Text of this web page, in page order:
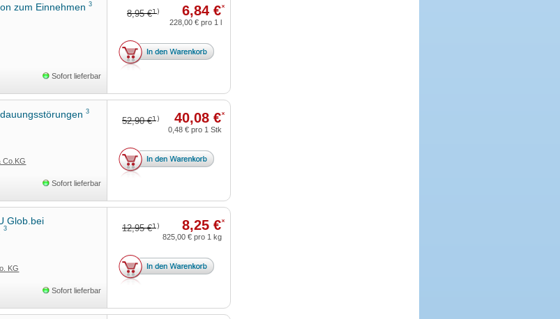
zum Einnehmen3
Sofort lieferbar
8,95 €1) 6,84 €*
228,00 € pro 1 l
3
Co.KG
Sofort lieferbar
52,90 €1) 40,08 €*
0,48 € pro 1 Stk
Glob.bei
3
KG
Sofort lieferbar
12,95 €1) 8,25 €*
825,00 € pro 1 kg